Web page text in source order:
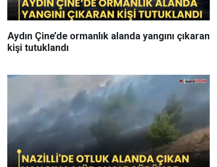
Aydın Çine’de ormanlık alanda yangını çıkaran
kişi tutuklandı